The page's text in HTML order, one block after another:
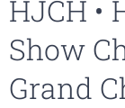
HJCH •
Show
Grand